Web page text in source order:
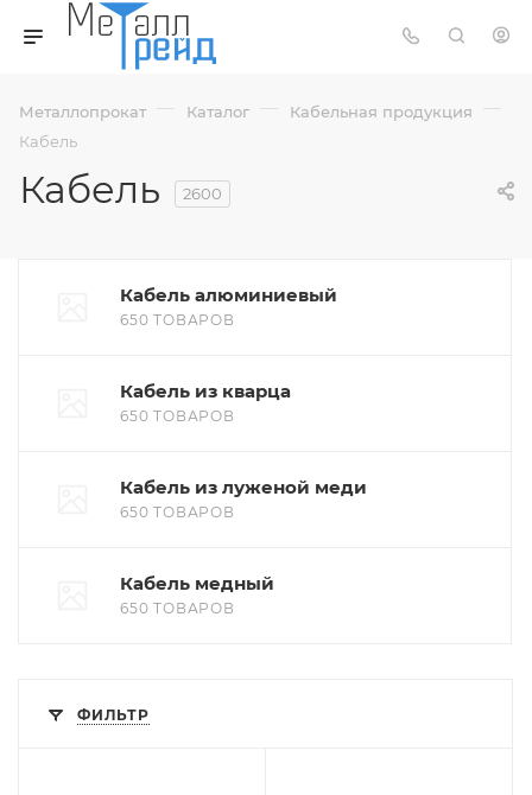
Металлопрокат — Каталог — Кабельная продукция —
Кабель
Кабель 2600
Кабель алюминиевый
650 ТОВАРОВ
Кабель из кварца
650 ТОВАРОВ
Кабель из луженой меди
650 ТОВАРОВ
Кабель медный
650 ТОВАРОВ
ФИЛЬТР